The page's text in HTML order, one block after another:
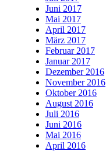
Juni 2017
Mai 2017
April 2017
März 2017
Februar 2017
Januar 2017
Dezember 2016
November 2016
Oktober 2016
August 2016
Juli 2016
Juni 2016
Mai 2016
April 2016